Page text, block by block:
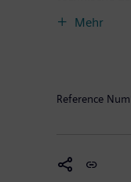
Mehr
Reference